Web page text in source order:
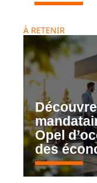
À RETENIR
Opel
des